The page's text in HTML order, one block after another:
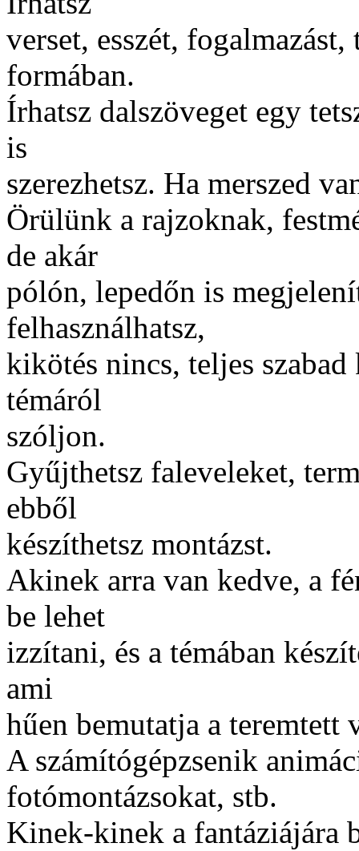
verset, esszét, fogalmazást,
formában.
Írhatsz dalszöveget egy
is
szerezhetsz. Ha merszed
Örülünk a rajzoknak,
de akár
pólón, lepedőn is
felhasználhatsz,
kikötés nincs, teljes
témáról
szóljon.
Gyűjthetsz faleveleket,
ebből
készíthetsz montázst.
Akinek arra van kedve, a
be lehet
izzítani, és a témában
ami
hűen bemutatja a teremtett
A számítógépzsenik
fotómontázsokat, stb.
Kinek-kinek a fantáziájára